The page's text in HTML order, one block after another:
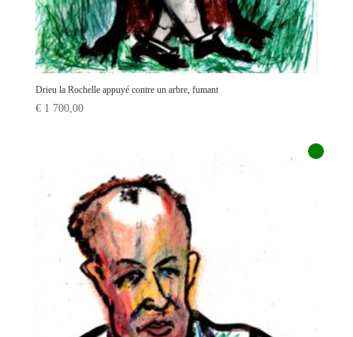
Drieu la Rochelle appuyé contre un arbre, fumant
€1 700,00